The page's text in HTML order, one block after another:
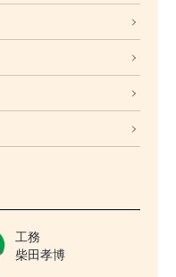
工務
柴田孝博